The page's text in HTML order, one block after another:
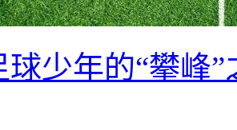
球少年的“攀峰